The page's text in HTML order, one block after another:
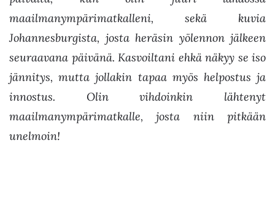
maailmanympärimatkalleni, sekä kuvia
Johannesburgista, josta heräsin yölennon jälkeen
seuraavana päivänä. Kasvoiltani ehkä näkyy se iso
jännitys, mutta jollakin tapaa myös helpostus ja
innostus. Olin vihdoinkin lähtenyt
maailmanympärimatkalle, josta niin pitkään
unelmoin!